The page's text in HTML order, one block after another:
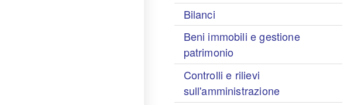
Bilanci
Beni immobili e gestione
patrimonio
Controlli e rilievi
sull'amministrazione